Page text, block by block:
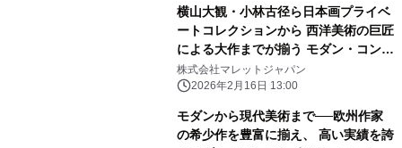
横山大観・小林古径ら日本画プライベ
ートコレクションから 西洋美術の巨匠
による大作までが揃う モダン・コンテ
ンポラリーアートオークション
2026年3月5日に東京都半蔵門で開催
株式会社マレットジャパン
2026年2月16日 13:00
モダンから現代美術まで──欧州作家
の希少作を豊富に揃え、 高い実績を誇